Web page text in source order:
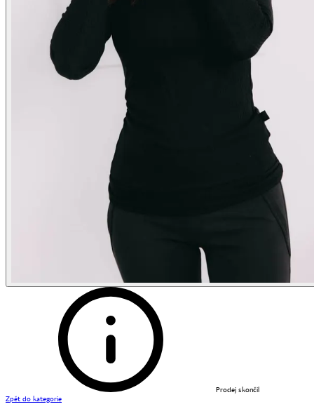
Prodej skončil
Zpět do kategorie